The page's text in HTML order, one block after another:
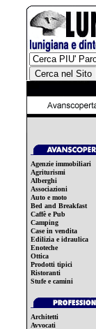
Agenzie immobiliari
Agriturismi
Alberghi
Associazioni
Auto e moto
Bed and Breakfast
Caffè e Pub
Camping
Case in vendita
Edilizia e idraulica
Enoteche
Ottica
Prodotti tipici
Ristoranti
Stufe e camini
Architetti
Avvocati